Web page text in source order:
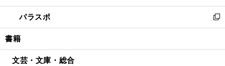
ウ
で
開
ン
ド
ウ
開
ウ
ィ
ン
ウ
し
い
ウ
ン
パラスポ
新
し
ウ
書籍
文芸・文庫・総合